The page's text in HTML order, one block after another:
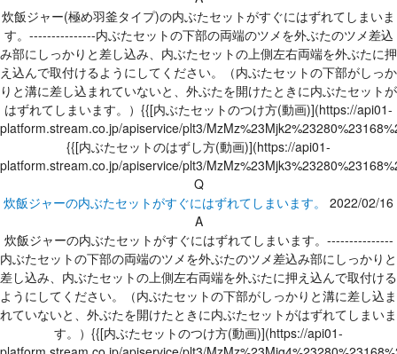
炊飯ジャー(極め羽釜タイプ)の内ぶたセットがすぐにはずれてしまいま
す。---------------内ぶたセットの下部の両端のツメを外ぶたのツメ差込
み部にしっかりと差し込み、内ぶたセットの上側左右両端を外ぶたに押
え込んで取付けるようにしてください。（内ぶたセットの下部がしっか
りと溝に差し込まれていないと、外ぶたを開けたときに内ぶたセットが
はずれてしまいます。）{{[内ぶたセットのつけ方(動画)](https://api01-
platform.stream.co.jp/apiservice/plt3/
{{[内ぶたセットのはずし方(動画)](https://api01-
platform.stream.co.jp/apiservice/plt3/
Q
炊飯ジャーの内ぶたセットがすぐにはずれてしまいます。
2022/02/16
A
炊飯ジャーの内ぶたセットがすぐにはずれてしまいます。---------------
内ぶたセットの下部の両端のツメを外ぶたのツメ差込み部にしっかりと
差し込み、内ぶたセットの上側左右両端を外ぶたに押え込んで取付ける
ようにしてください。（内ぶたセットの下部がしっかりと溝に差し込ま
れていないと、外ぶたを開けたときに内ぶたセットがはずれてしまいま
す。）{{[内ぶたセットのつけ方(動画)](https://api01-